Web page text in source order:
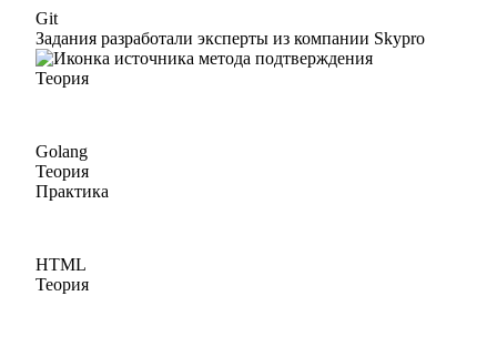
Git
Задания разработали эксперты из компании Skypro
Теория
Golang
Теория
Практика
HTML
Теория